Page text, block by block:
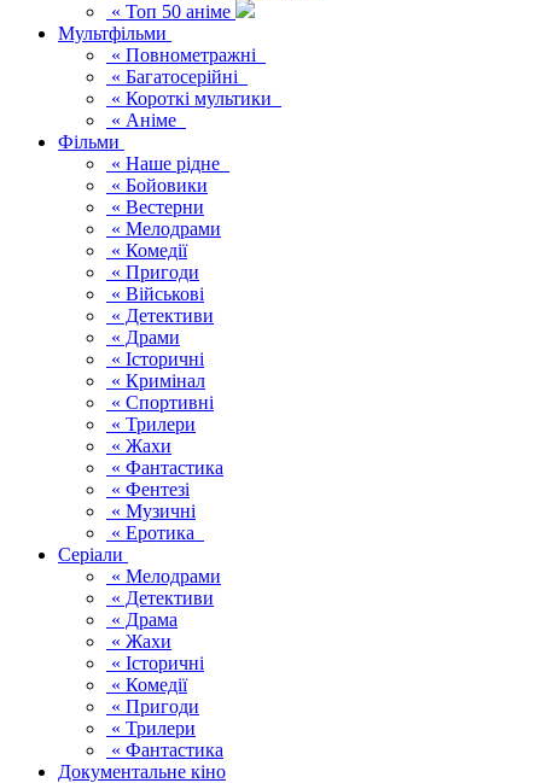
« Топ 50 аніме
Мультфільми
« Повнометражні
« Багатосерійні
« Короткі мультики
« Аніме
Фільми
« Наше рідне
« Бойовики
« Вестерни
« Мелодрами
« Комедії
« Пригоди
« Військові
« Детективи
« Драми
« Історичні
« Кримінал
« Спортивні
« Трилери
« Жахи
« Фантастика
« Фентезі
« Музичні
« Еротика
Серіали
« Мелодрами
« Детективи
« Драма
« Жахи
« Історичні
« Комедії
« Пригоди
« Трилери
« Фантастика
Документальне кіно